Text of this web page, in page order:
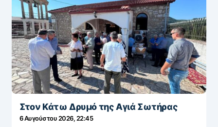
Στον Κάτω Δρυμό της Αγιά Σωτήρας
6 Αυγούστου 2026, 22:45